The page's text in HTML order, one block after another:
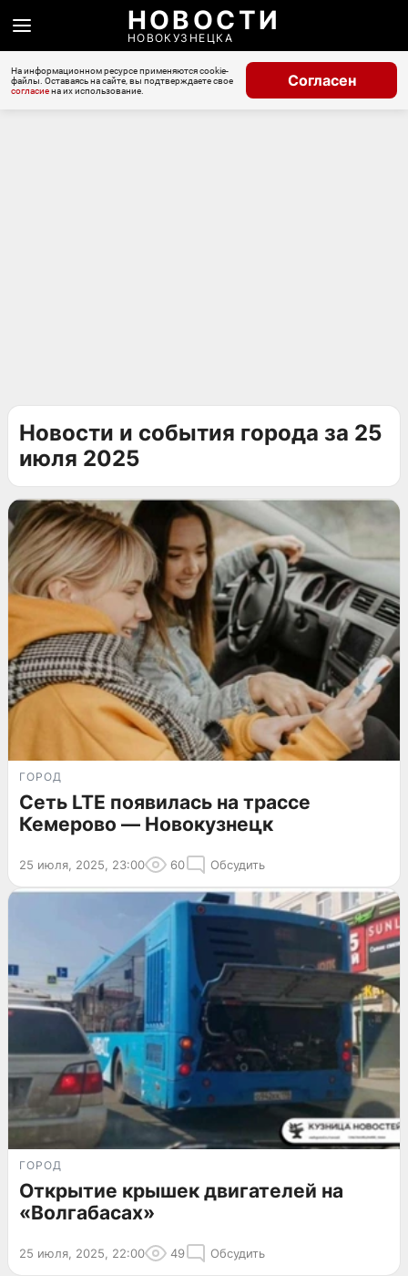
НОВОСТИ
НОВОКУЗНЕЦКА
На информационном ресурсе применяются cookie-
файлы. Оставаясь на сайте, вы подтверждаете свое
согласиена их использование.
Согласен
Новости и события города за 25
июля 2025
ГОРОД
Сеть LTE появилась на трассе
Кемерово — Новокузнецк
25 июля, 2025, 23:00 60 Обсудить
ГОРОД
Открытие крышек двигателей на
«Волгабасах»
25 июля, 2025, 22:00 49 Обсудить